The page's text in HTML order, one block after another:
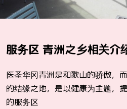
服务区 青洲之乡相关介
医圣华冈青洲是和歌山的骄傲，
的结缘之地，是以健康为主题，
的服务区